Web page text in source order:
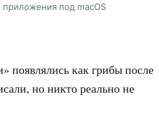
приложения под macOS
появлялись как грибы после
но никто реально не